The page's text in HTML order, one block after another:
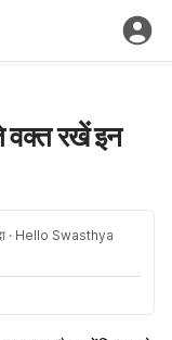
वक्त रखें इन
· Hello Swasthya